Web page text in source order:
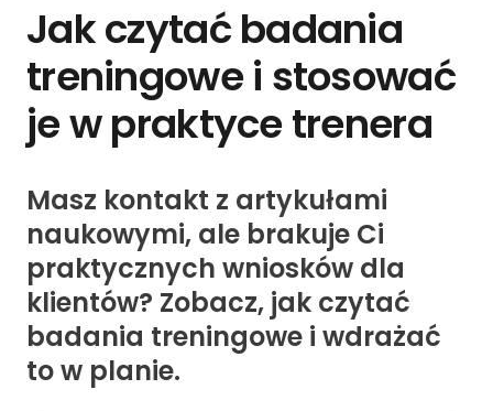
Jak czytać badania
treningowe i stosować
je w praktyce trenera
Masz kontakt z artykułami
naukowymi, ale brakuje Ci
praktycznych wniosków dla
klientów? Zobacz, jak czytać
badania treningowe i wdrażać
to w planie.